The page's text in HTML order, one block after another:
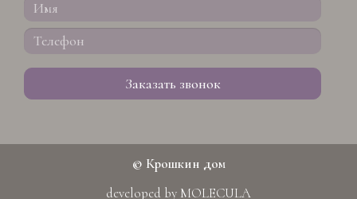
Заказать звонок
© Крошкин дом
developed by MOLECULA